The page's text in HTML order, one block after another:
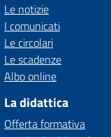
Le notizie
I comunicati
Le circolari
Le scadenze
Albo online
La didattica
Offerta formativa